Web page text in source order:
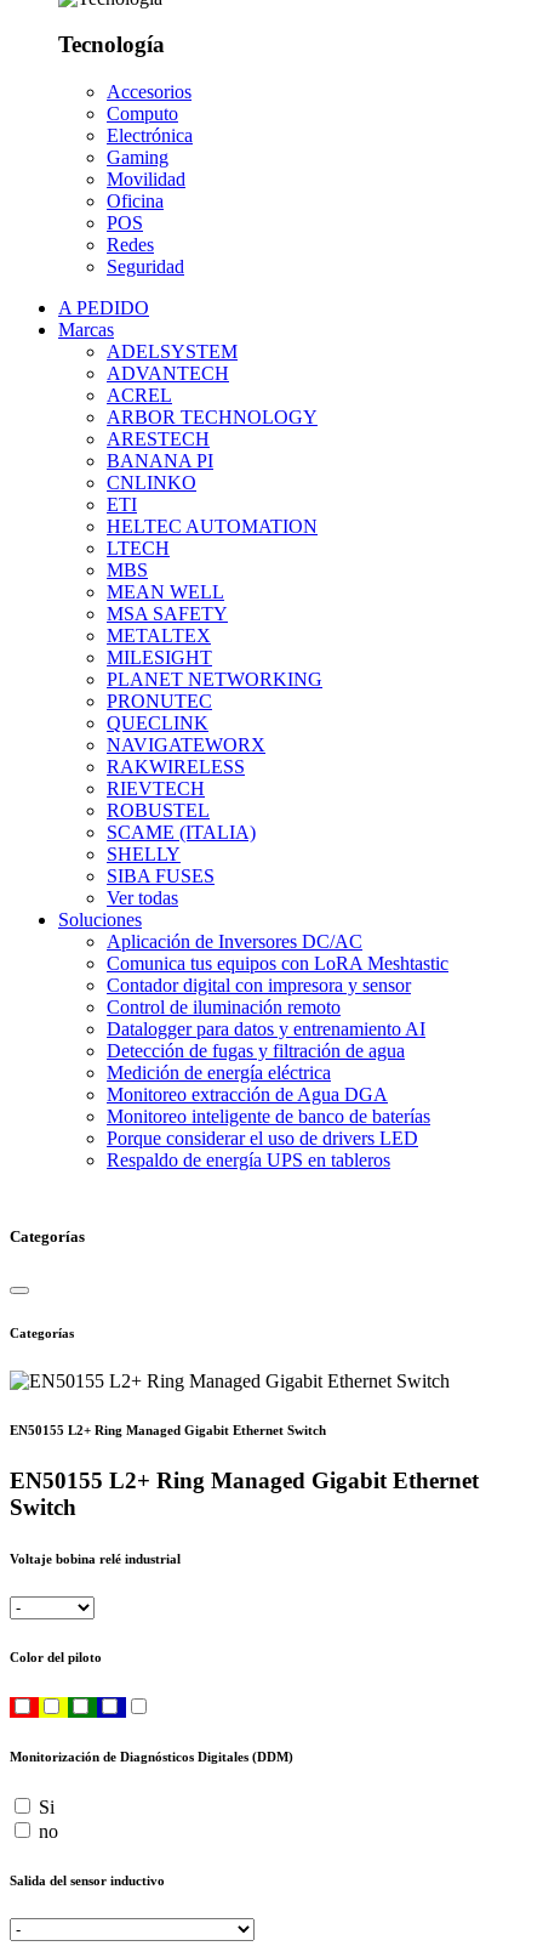
Tecnología
Accesorios
Computo
Electrónica
Gaming
Movilidad
Oficina
POS
Redes
Seguridad
A PEDIDO
Marcas
ADELSYSTEM
ADVANTECH
ACREL
ARBOR TECHNOLOGY
ARESTECH
BANANA PI
CNLINKO
ETI
HELTEC AUTOMATION
LTECH
MBS
MEAN WELL
MSA SAFETY
METALTEX
MILESIGHT
PLANET NETWORKING
PRONUTEC
QUECLINK
NAVIGATEWORX
RAKWIRELESS
RIEVTECH
ROBUSTEL
SCAME (ITALIA)
SHELLY
SIBA FUSES
Ver todas
Soluciones
Aplicación de Inversores DC/AC
Comunica tus equipos con LoRA Meshtastic
Contador digital con impresora y sensor
Control de iluminación remoto
Datalogger para datos y entrenamiento AI
Detección de fugas y filtración de agua
Medición de energía eléctrica
Monitoreo extracción de Agua DGA
Monitoreo inteligente de banco de baterías
Porque considerar el uso de drivers LED
Respaldo de energía UPS en tableros
Categorías
Categorías
EN50155 L2+ Ring Managed Gigabit Ethernet Switch
EN50155 L2+ Ring Managed Gigabit Ethernet
Switch
Voltaje bobina relé industrial
Color del piloto
Monitorización de Diagnósticos Digitales (DDM)
Si
no
Salida del sensor inductivo